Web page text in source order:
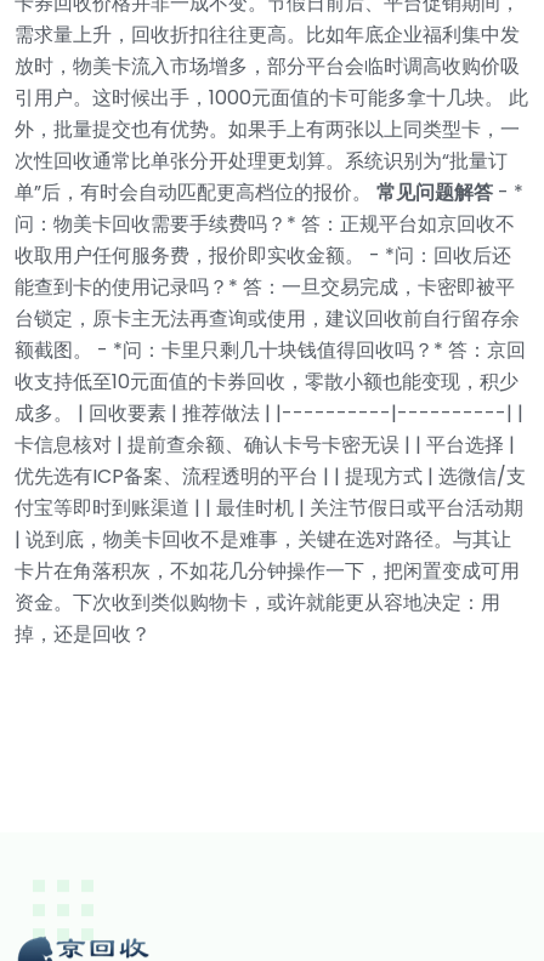
需求量上升，回收折扣往往更高。比如年底企业福利集中发
放时，物美卡流入市场增多，部分平台会临时调高收购价吸
引用户。这时候出手，1000元面值的卡可能多拿十几块。
此
外，批量提交也有优势。如果手上有两张以上同类型卡，一
次性回收通常比单张分开处理更划算。系统识别为“批量订
单”后，有时会自动匹配更高档位的报价。
常见问题解答 - *
问：物美卡回收需要手续费吗？* 答：正规平台如京回收不
收取用户任何服务费，报价即实收金额。
- *问：回收后还
能查到卡的使用记录吗？* 答：一旦交易完成，卡密即被平
台锁定，原卡主无法再查询或使用，建议回收前自行留存余
额截图。
- *问：卡里只剩几十块钱值得回收吗？* 答：京回
收支持低至10元面值的卡券回收，零散小额也能变现，积少
成多。
| 回收要素 | 推荐做法 | |----------|----------| |
卡信息核对 | 提前查余额、确认卡号卡密无误 | | 平台选择 |
优先选有ICP备案、流程透明的平台 | | 提现方式 | 选微信/支
付宝等即时到账渠道 | | 最佳时机 | 关注节假日或平台活动期
| 说到底，物美卡回收不是难事，关键在选对路径。与其让
卡片在角落积灰，不如花几分钟操作一下，把闲置变成可用
资金。下次收到类似购物卡，或许就能更从容地决定：用
掉，还是回收？